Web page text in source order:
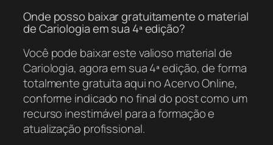
Onde posso baixar gratuitamente o material
de Cariologia em sua 4ª edição?
Você pode baixar este valioso material de
Cariologia, agora em sua 4ª edição, de forma
totalmente gratuita aqui no Acervo Online,
conforme indicado no final do post como um
recurso inestimável para a formação e
atualização profissional.